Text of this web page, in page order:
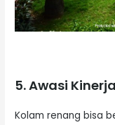
5. Awasi
Kolam renang bisa